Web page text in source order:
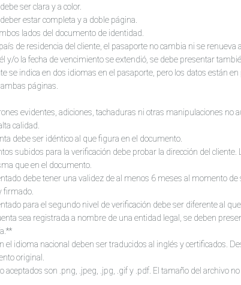
ser clara y a color.
estar completa y a doble página.
lados del documento de identidad.
de residencia del cliente, el pasaporte no cambia ni se renueva
y/o la fecha de vencimiento se extendió, se debe presentar
se indica en dos idiomas en el pasaporte, pero los datos están
páginas.
evidentes, adiciones, tachaduras ni otras manipulaciones no
calidad.
debe ser idéntico al que figura en el documento.
subidos para la verificación debe probar la dirección del cliente.
que en el documento.
debe tener una validez de al menos 6 meses al momento de
firmado.
para el segundo nivel de verificación debe ser diferente al
sea registrada a nombre de una entidad legal, se deben
el idioma nacional deben ser traducidos al inglés y certificados.
original.
aceptados son .png, .jpeg, .jpg, .gif y .pdf. El tamaño del archivo